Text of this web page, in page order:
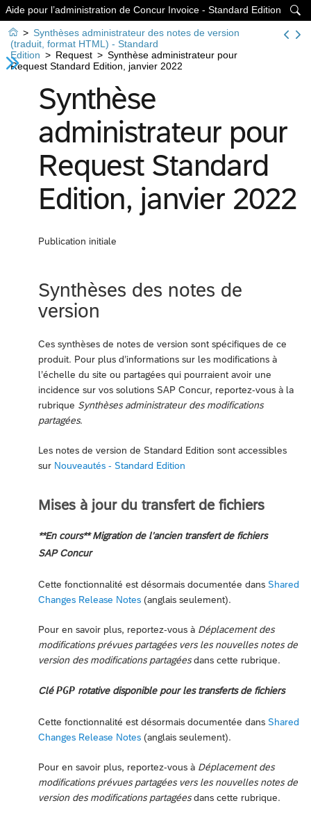

Aide pour l’administration de Concur Invoice - Standard Edition
 > Synthèses administrateur des notes de version
(traduit, format HTML) - Standard
Edition > Request > Synthèse administrateur pour
Request Standard Edition, janvier 2022
Synthèse
administrateur pour
Request Standard
Edition, janvier 2022
Publication initiale
Synthèses des notes de
version
Ces synthèses de notes de version sont spécifiques de ce
produit. Pour plus d’informations sur les modifications à
l’échelle du site ou partagées qui pourraient avoir une
incidence sur vos solutions SAP Concur, reportez-vous à la
rubrique Synthèses administrateur des modifications
partagées.
Les notes de version de Standard Edition sont accessibles
sur Nouveautés - Standard Edition
Mises à jour du transfert de fichiers
**En cours** Migration de l’ancien transfert de fichiers
SAP Concur
Cette fonctionnalité est désormais documentée dans Shared
Changes Release Notes (anglais seulement).
Pour en savoir plus, reportez-vous à Déplacement des
modifications prévues partagées vers les nouvelles notes de
version des modifications partagéesdans cette rubrique.
CléPGP rotative disponible pour les transferts de fichiers
Cette fonctionnalité est désormais documentée dans Shared
Changes Release Notes (anglais seulement).
Pour en savoir plus, reportez-vous à Déplacement des
modifications prévues partagées vers les nouvelles notes de
version des modifications partagéesdans cette rubrique.